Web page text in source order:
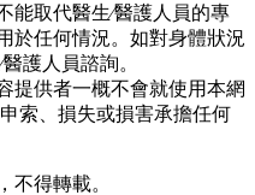
能取代醫生∕醫護人員的專
於任何情況。如對身體狀況
護人員諮詢。
提供者一概不會就使用本網
索、損失或損害承擔任何
不得轉載。